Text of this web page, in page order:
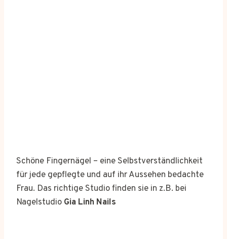
Schöne Fingernägel – eine Selbstverständlichkeit
für jede gepflegte und auf ihr Aussehen bedachte
Frau. Das richtige Studio finden sie in z.B. bei
Nagelstudio Gia Linh Nails